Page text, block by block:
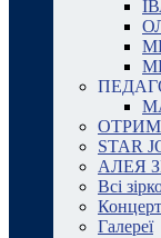
STAR
АЛЕЯ
Всі
Галереї